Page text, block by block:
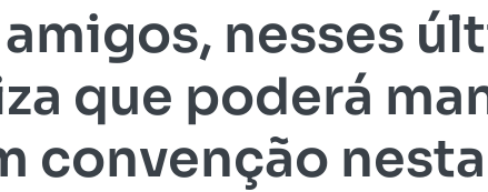
nesses
que poderá
convenção